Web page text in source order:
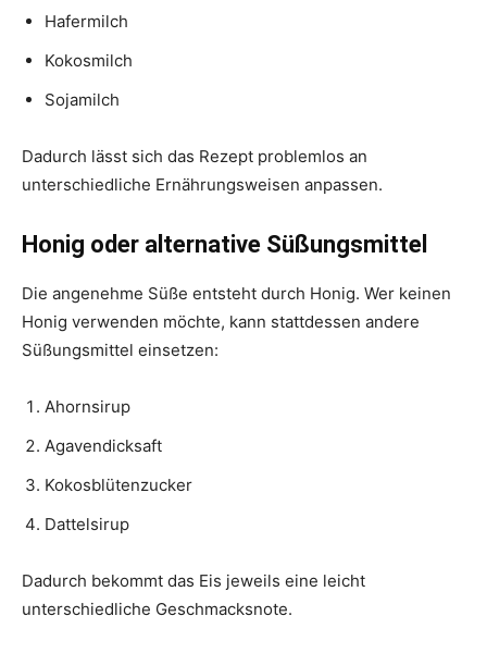
Hafermilch
Kokosmilch
Sojamilch
Dadurch lässt sich das Rezept problemlos an
unterschiedliche Ernährungsweisen anpassen.
Honig oder alternative Süßungsmittel
Die angenehme Süße entsteht durch Honig. Wer keinen
Honig verwenden möchte, kann stattdessen andere
Süßungsmittel einsetzen:
Ahornsirup
Agavendicksaft
Kokosblütenzucker
Dattelsirup
Dadurch bekommt das Eis jeweils eine leicht
unterschiedliche Geschmacksnote.